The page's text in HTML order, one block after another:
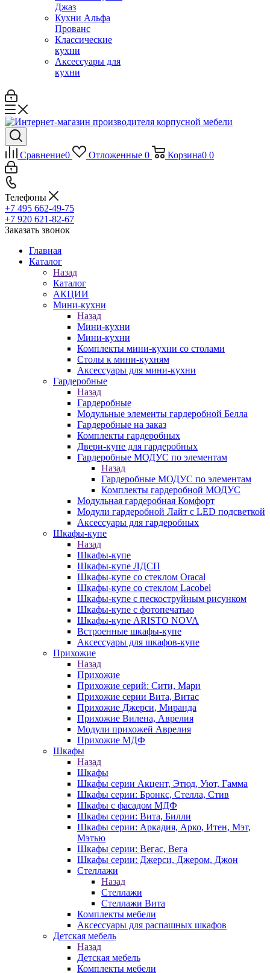
Джаз
Кухни Альфа
Прованс
Классические
кухни
Аксессуары для
кухни
Сравнение0 Отложенные 0 Корзина0 0
Телефоны
+7 495 662-49-75
+7 920 621-82-67
Заказать звонок
Главная
Каталог
Назад
Каталог
АКЦИИ
Мини-кухни
Назад
Мини-кухни
Мини-кухни
Комплекты мини-кухни со столами
Столы к мини-кухням
Аксессуары для мини-кухни
Гардеробные
Назад
Гардеробные
Модульные элементы гардеробной Белла
Гардеробные на заказ
Комплекты гардеробных
Двери-купе для гардеробных
Гардеробные МОДУС по элементам
Назад
Гардеробные МОДУС по элементам
Комплекты гардеробной МОДУС
Модульная гардеробная Комфорт
Модули гардеробной Лайт с LED подсветкой
Аксессуары для гардеробных
Шкафы-купе
Назад
Шкафы-купе
Шкафы-купе ЛДСП
Шкафы-купе со стеклом Oracal
Шкафы-купе со стеклом Lacobel
Шкафы-купе с пескоструйным рисунком
Шкафы-купе с фотопечатью
Шкафы-купе ARISTO NOVA
Встроенные шкафы-купе
Аксессуары для шкафов-купе
Прихожие
Назад
Прихожие
Прихожие серий: Сити, Мари
Прихожие серии Вита, Витас
Прихожие Джерси, Миранда
Прихожие Вилена, Аврелия
Модули прихожей Аврелия
Прихожие МДФ
Шкафы
Назад
Шкафы
Шкафы серии Акцент, Этюд, Уют, Гамма
Шкафы серии: Бронкс, Стелла, Стив
Шкафы с фасадом МДФ
Шкафы серии: Вита, Билли
Шкафы серии: Аркадия, Арко, Итен, Мэт,
Мэтью
Шкафы серии: Вегас, Вега
Шкафы серии: Джерси, Джером, Джон
Стеллажи
Назад
Стеллажи
Стеллажи Вита
Комплекты мебели
Аксессуары для распашных шкафов
Детская мебель
Назад
Детская мебель
Комплекты мебели